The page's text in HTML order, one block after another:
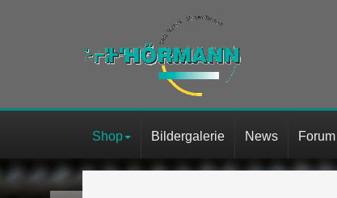
Shop Bildergalerie News Forum